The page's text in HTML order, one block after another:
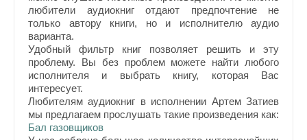
любители аудиокниг отдают предпочтение не
только автору книги, но и исполнителю аудио
варианта.
Удобный фильтр книг позволяет решить и эту
проблему. Вы без проблем можете найти любого
исполнителя и выбрать книгу, которая Вас
интересует.
Любителям аудиокниг в исполнении Артем Затиев
мы предлагаем прослушать такие произведения как:
Бал газовщиков